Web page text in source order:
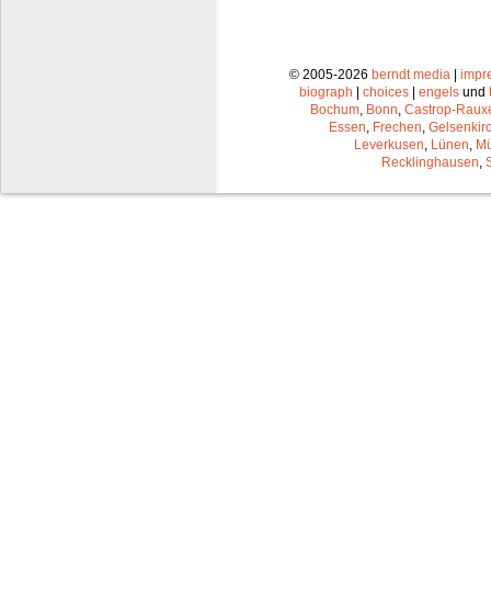
© 2005-2026 berndt media |
biograph | choices | engels und
Bochum Bonn Castrop-
Essen Frechen
Leverkusen Lünen
Recklinghausen